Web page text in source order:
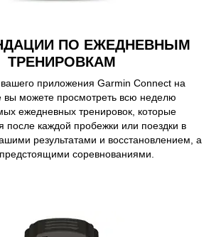
ПО ЕЖЕДНЕВНЫМ
ТРЕНИРОВКАМ
приложения Garmin Connect на
можете просмотреть всю неделю
ежедневных тренировок, которые
после каждой пробежки или поездки в
результатами и восстановлением, а
соревнованиями.